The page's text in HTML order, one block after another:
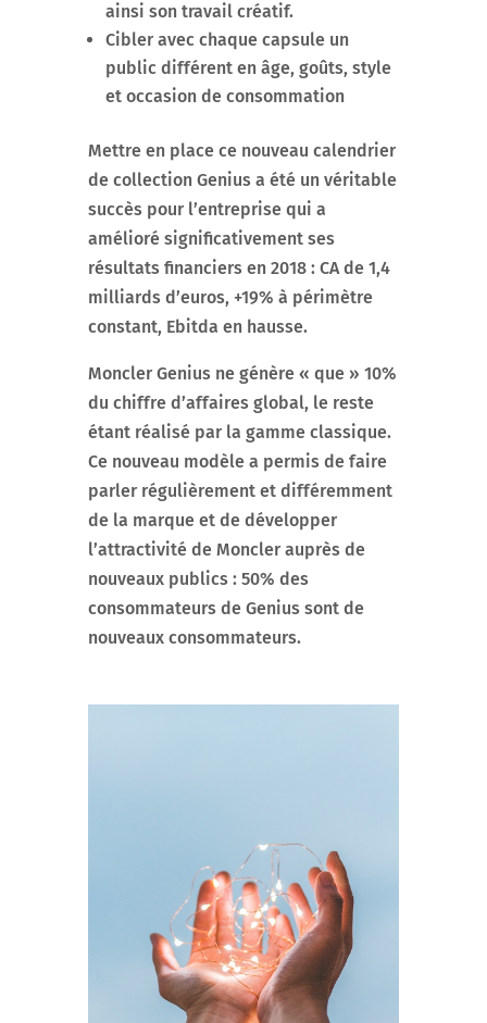
ainsi son travail créatif.
Cibler avec chaque capsule un
public différent en âge, goûts, style
et occasion de consommation
Mettre en place ce nouveau calendrier
de collection Genius a été un véritable
succès pour l’entreprise qui a
amélioré significativement ses
résultats financiers en 2018 : CA de 1,4
milliards d’euros, +19% à périmètre
constant, Ebitda en hausse.
Moncler Genius ne génère « que » 10%
du chiffre d’affaires global, le reste
étant réalisé par la gamme classique.
Ce nouveau modèle a permis de faire
parler régulièrement et différemment
de la marque et de développer
l’attractivité de Moncler auprès de
nouveaux publics : 50% des
consommateurs de Genius sont de
nouveaux consommateurs.